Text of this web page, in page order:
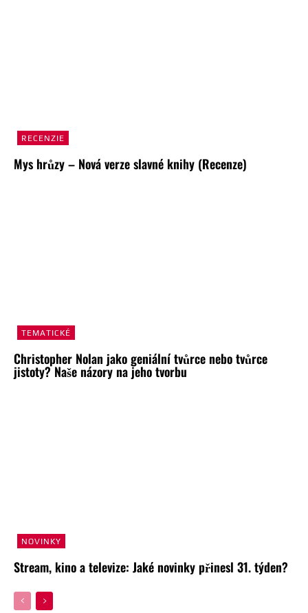
RECENZIE
Mys hrůzy – Nová verze slavné knihy (Recenze)
TEMATICKÉ
Christopher Nolan jako geniální tvůrce nebo tvůrce
jistoty? Naše názory na jeho tvorbu
NOVINKY
Stream, kino a televize: Jaké novinky přinesl 31. týden?